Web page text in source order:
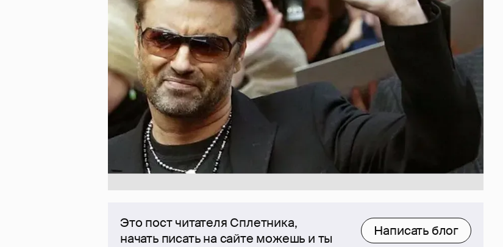
Это пост читателя Сплетника,
начать писать на сайте можешь и ты
Написать блог